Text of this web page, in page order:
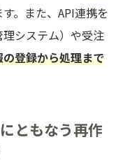
。また、API連携を
システム）や受注
登録から処理まで
ともなう再作